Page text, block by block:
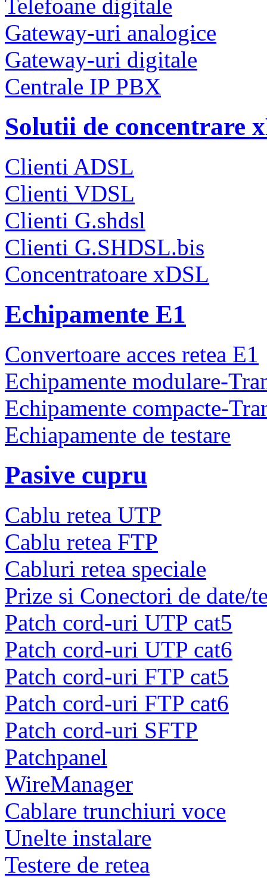
Telefoane digitale
Gateway-uri analogice
Gateway-uri digitale
Centrale IP PBX
Solutii de concentrare
Clienti ADSL
Clienti VDSL
Clienti G.shdsl
Clienti G.SHDSL.bis
Concentratoare xDSL
Echipamente E1
Convertoare acces retea E1
Echipamente modulare-
Echipamente compacte-
Echiapamente de testare
Pasive cupru
Cablu retea UTP
Cablu retea FTP
Cabluri retea speciale
Prize si Conectori de date/
Patch cord-uri UTP cat5
Patch cord-uri UTP cat6
Patch cord-uri FTP cat5
Patch cord-uri FTP cat6
Patch cord-uri SFTP
Patchpanel
WireManager
Cablare trunchiuri voce
Unelte instalare
Testere de retea